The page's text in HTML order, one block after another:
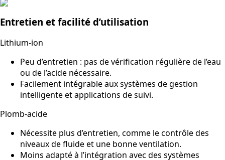
Entretien et facilité d’utilisation
Lithium-ion
Peu d’entretien : pas de vérification régulière de l’eau
ou de l’acide nécessaire.
Facilement intégrable aux systèmes de gestion
intelligente et applications de suivi.
Plomb-acide
Nécessite plus d’entretien, comme le contrôle des
niveaux de fluide et une bonne ventilation.
Moins adapté à l’intégration avec des systèmes